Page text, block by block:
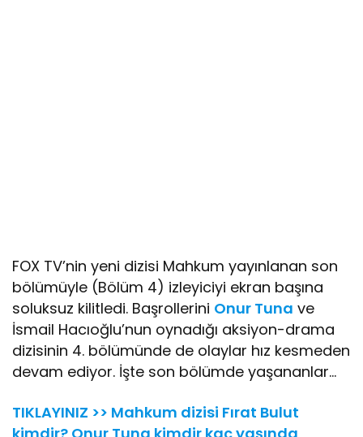
FOX TV’nin yeni dizisi Mahkum yayınlanan son
bölümüyle (Bölüm 4) izleyiciyi ekran başına
soluksuz kilitledi. Başrollerini Onur Tuna ve
İsmail Hacıoğlu’nun oynadığı aksiyon-drama
dizisinin 4. bölümünde de olaylar hız kesmeden
devam ediyor. İşte son bölümde yaşananlar…
TIKLAYINIZ >> Mahkum dizisi Fırat Bulut